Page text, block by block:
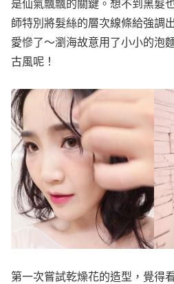
是仙氣飄飄的關鍵。想不到黑髮
師特別將髮絲的層次線條給強調
愛慘了～瀏海故意用了小小的泡
古風呢！
第一次嘗試乾燥花的造型，覺得